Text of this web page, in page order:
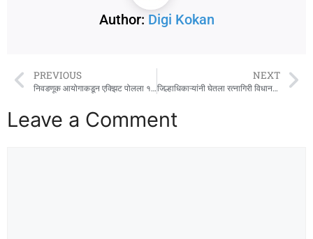
Author: Digi Kokan
PREVIOUS
निवडणूक आयोगाकडून एक्झिट पोलला १३ ते २० नोव्हेंबरपर्यंत बंदी
NEXT
जिल्हाधिकाऱ्यांनी घेतला रत्नागिरी विधानसभा मतदारसंघाचा आढावा
Leave a Comment